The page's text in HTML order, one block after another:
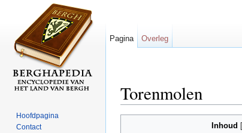
Torenmolen
Inhoud
Pagina Overleg
Hoofdpagina
Contact